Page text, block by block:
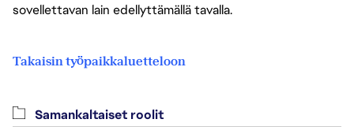
sovellettavan lain edellyttämällä tavalla.
Takaisin työpaikkaluetteloon
Samankaltaiset roolit